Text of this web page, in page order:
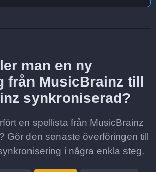
man en ny
från MusicBrainz till
synkroniserad?
en spellista från MusicBrainz
Gör den senaste överföringen till
i några enkla steg.